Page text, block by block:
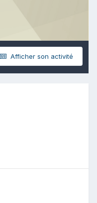
Afficher son activité